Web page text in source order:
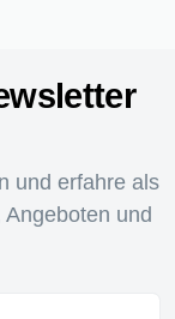
und erfahre als
und